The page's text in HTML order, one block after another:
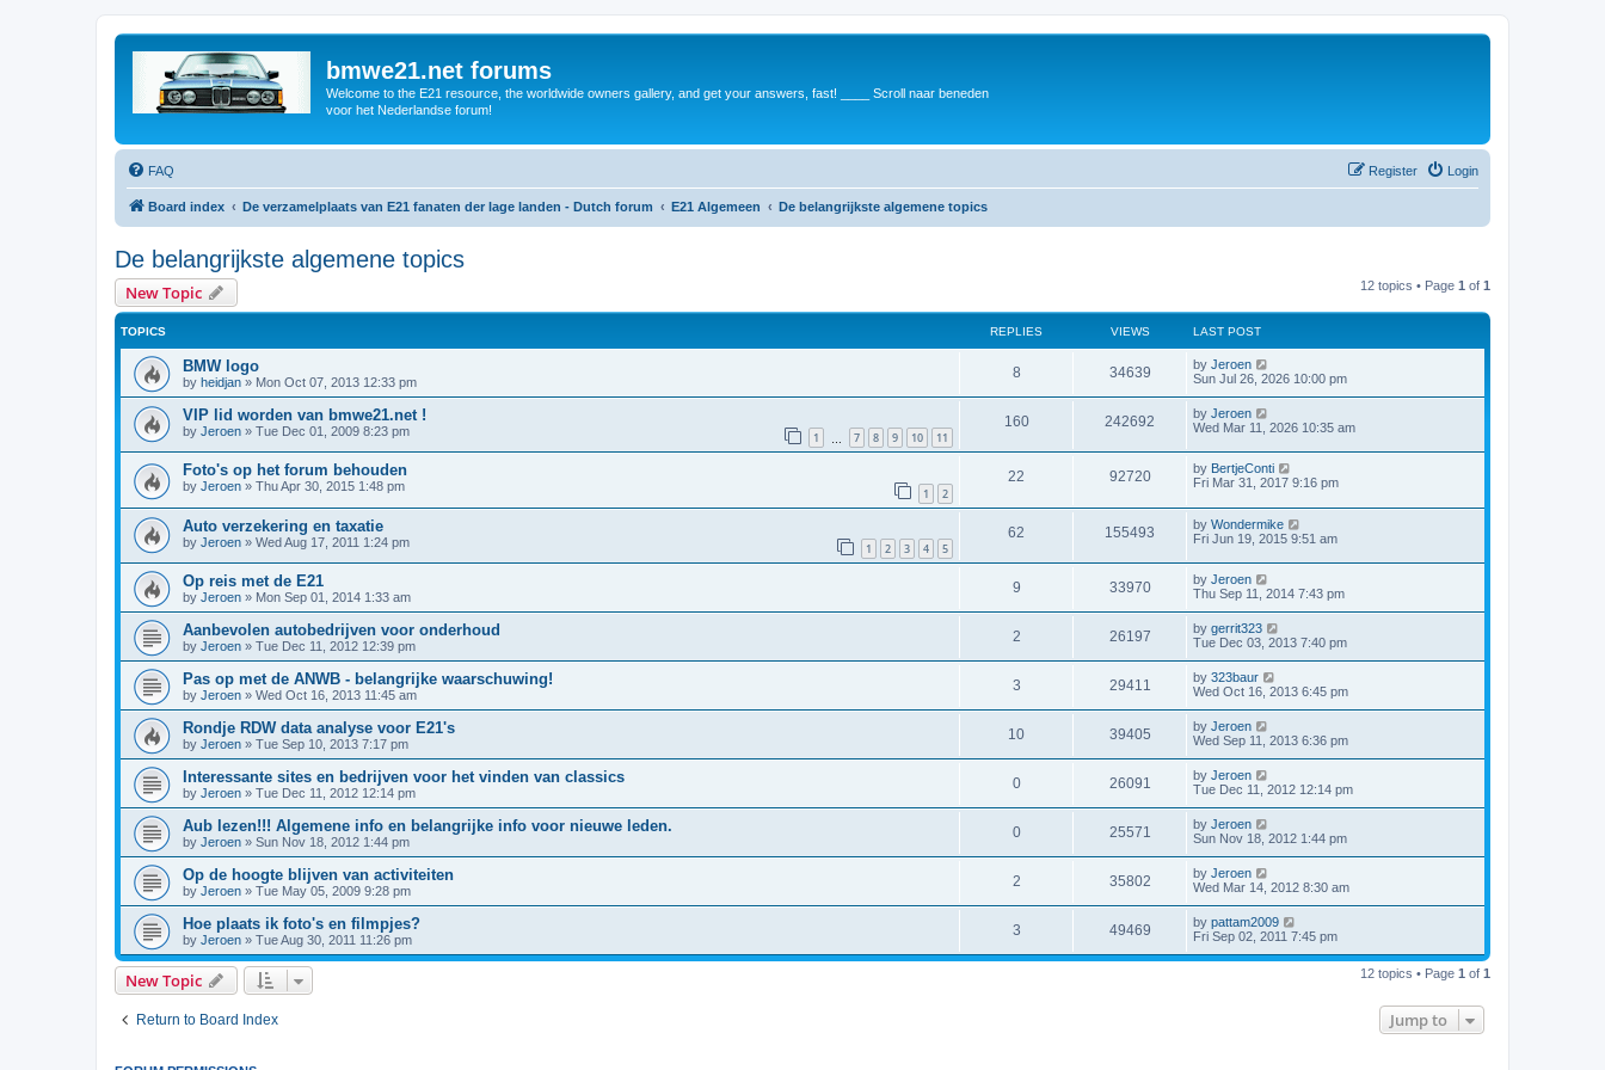
bmwe21.net forums
Welcome to the E21 resource, the worldwide owners gallery, and get your answers, fast! ____ Scroll naar beneden
voor het Nederlandse forum!
FAQ Login
Register
Board index De verzamelplaats van E21 fanaten der lage landen - Dutch forum E21 Algemeen De belangrijkste algemene topics
De belangrijkste algemene topics
New Topic 12 topics • Page 1 of 1
TOPICS REPLIES VIEWS LAST POST
BMW logo
by heidjan » Mon Oct 07, 2013 12:33 pm
8 34639 by Jeroen
Sun Jul 26, 2026 10:00 pm
VIP lid worden van bmwe21.net !
by Jeroen » Tue Dec 01, 2009 8:23 pm 1 7 8 9 10 11
160 242692 by Jeroen
Wed Mar 11, 2026 10:35 am
Foto's op het forum behouden
by Jeroen » Thu Apr 30, 2015 1:48 pm 1 2
22 92720 by BertjeConti
Fri Mar 31, 2017 9:16 pm
Auto verzekering en taxatie
by Jeroen » Wed Aug 17, 2011 1:24 pm 1 2 3 4 5
62 155493 by Wondermike
Fri Jun 19, 2015 9:51 am
Op reis met de E21
by Jeroen » Mon Sep 01, 2014 1:33 am
9 33970 by Jeroen
Thu Sep 11, 2014 7:43 pm
Aanbevolen autobedrijven voor onderhoud
by Jeroen » Tue Dec 11, 2012 12:39 pm
2 26197 by gerrit323
Tue Dec 03, 2013 7:40 pm
Pas op met de ANWB - belangrijke waarschuwing!
by Jeroen » Wed Oct 16, 2013 11:45 am
3 29411 by 323baur
Wed Oct 16, 2013 6:45 pm
Rondje RDW data analyse voor E21's
by Jeroen » Tue Sep 10, 2013 7:17 pm
10 39405 by Jeroen
Wed Sep 11, 2013 6:36 pm
Interessante sites en bedrijven voor het vinden van classics
by Jeroen » Tue Dec 11, 2012 12:14 pm
0 26091 by Jeroen
Tue Dec 11, 2012 12:14 pm
Aub lezen!!! Algemene info en belangrijke info voor nieuwe leden.
by Jeroen » Sun Nov 18, 2012 1:44 pm
0 25571 by Jeroen
Sun Nov 18, 2012 1:44 pm
Op de hoogte blijven van activiteiten
by Jeroen » Tue May 05, 2009 9:28 pm
2 35802 by Jeroen
Wed Mar 14, 2012 8:30 am
Hoe plaats ik foto's en filmpjes?
by Jeroen » Tue Aug 30, 2011 11:26 pm
3 49469 by pattam2009
Fri Sep 02, 2011 7:45 pm
New Topic 12 topics • Page 1 of 1
Return to Board Index Jump to